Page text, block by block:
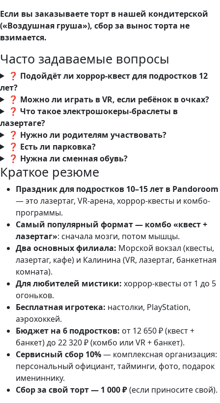
Если вы заказываете торт в нашей кондитерской
(«Воздушная груша»), сбор за вынос торта не
взимается.
Часто задаваемые вопросы
❓ Подойдёт ли хоррор-квест для подростков 12
лет?
❓ Можно ли играть в VR, если ребёнок в очках?
❓ Что такое электрошокеры-браслеты в
лазертаге?
❓ Нужно ли родителям участвовать?
❓ Есть ли парковка?
❓ Нужна ли сменная обувь?
Краткое резюме
Праздник для подростков 10–15 лет в Pandoroom
— это лазертаг, VR-арена, хоррор-квесты и комбо-
программы.
Самый популярный формат — комбо «квест +
лазертаг»: сначала мозги, потом мышцы.
Два основных филиала: Морской вокзал (квесты,
лазертаг, кафе) и Калинина (VR, лазертаг, банкетная
комната).
Для любителей мистики: хоррор-квесты от 1 до 5
огоньков.
Бесплатная игротека: настолки, PlayStation,
аэрохоккей.
Бюджет на 6 подростков: от 12 650 ₽ (квест +
банкет) до 22 320 ₽ (комбо или VR + банкет).
Сервисный сбор 10%— комплексная организация:
персональный официант, тайминги, фото, подарок
имениннику.
Сбор за свой торт — 1 000 ₽(если приносите свой).